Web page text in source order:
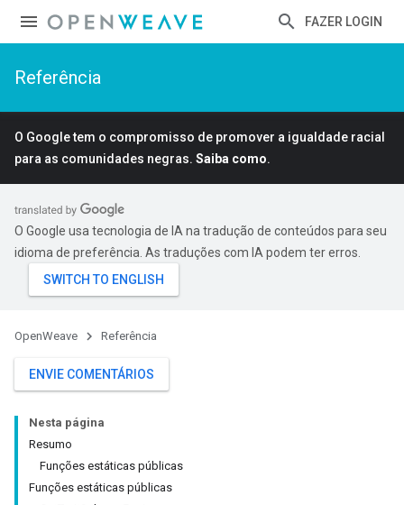
FAZER LOGIN
Referência
O Google tem o compromisso de promover a igualdade racial
para as comunidades negras. Saiba como.
O Google usa tecnologia de IA na tradução de conteúdos para seu
idioma de preferência. As traduções com IA podem ter erros.
OpenWeave Referência
ENVIE COMENTÁRIOS
Nesta página
Resumo
Funções estáticas públicas
Funções estáticas públicas